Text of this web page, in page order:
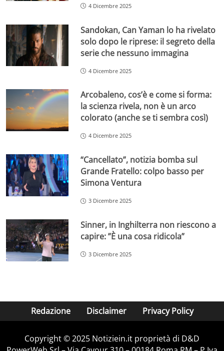
4 Dicembre 2025
Sandokan, Can Yaman lo ha rivelato
solo dopo le riprese: il segreto della
serie che nessuno immagina
4 Dicembre 2025
Arcobaleno, cos’è e come si forma:
la scienza rivela, non è un arco
colorato (anche se ti sembra così)
4 Dicembre 2025
“Cancellato”, notizia bomba sul
Grande Fratello: colpo basso per
Simona Ventura
3 Dicembre 2025
Sinner, in Inghilterra non riescono a
capire: ”È una cosa ridicola”
3 Dicembre 2025
Redazione Disclaimer Privacy Policy
Copyright © 2025 Notiziein.it proprietà di D&D